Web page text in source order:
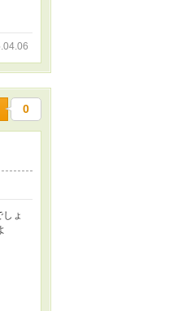
0
ょ